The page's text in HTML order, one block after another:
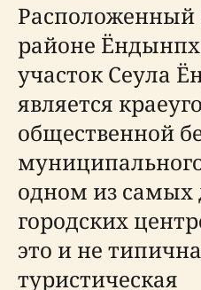
районе
участок Сеула
является
общественной
одном из
городских
это и не
туристическая